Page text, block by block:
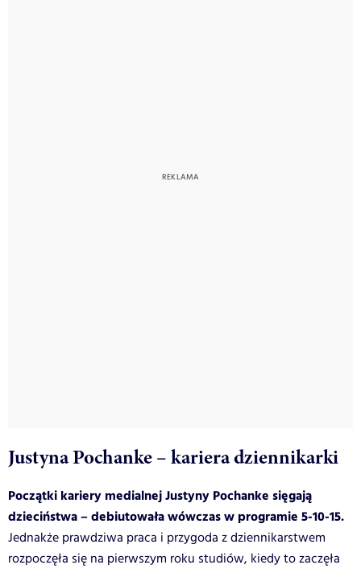
Justyna Pochanke – kariera dziennikarki
Początki kariery medialnej Justyny Pochanke sięgają
dzieciństwa – debiutowała wówczas w programie 5-10-15.
Jednakże prawdziwa praca i przygoda z dziennikarstwem
rozpoczęła się na pierwszym roku studiów, kiedy to zaczęła